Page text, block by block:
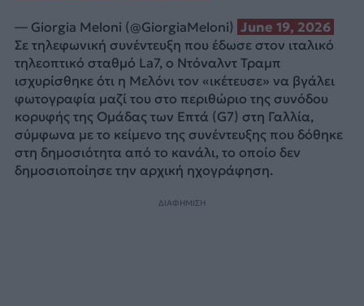
— Giorgia Meloni (@GiorgiaMeloni) June 19, 2026
Σε τηλεφωνική συνέντευξη που έδωσε στον ιταλικό
τηλεοπτικό σταθμό La7, ο Ντόναλντ Τραμπ
ισχυρίσθηκε ότι η Μελόνι τον «ικέτευσε» να βγάλει
φωτογραφία μαζί του στο περιθώριο της συνόδου
κορυφής της Ομάδας των Επτά (G7) στη Γαλλία,
σύμφωνα με το κείμενο της συνέντευξης που δόθηκε
στη δημοσιότητα από το κανάλι, το οποίο δεν
δημοσιοποίησε την αρχική ηχογράφηση.
ΔΙΑΦΗΜΙΣΗ